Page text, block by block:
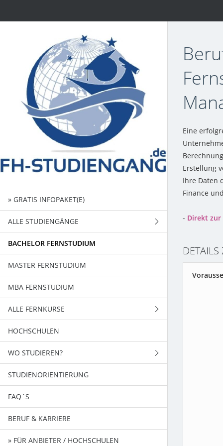
» GRATIS INFOPAKET(E)
ALLE STUDIENGÄNGE
FERNSTUDIENGÄNGE
BACHELORSTUDIENGÄNGE
MASTERSTUDIENGÄNGE
BACHELOR FERNSTUDIUM
MASTER FERNSTUDIUM
MBA FERNSTUDIUM
ALLE FERNKURSE
WIRTSCHAFT
EDV - TECHNIK
SPRACHEN / KOMMUNIKATION
PSYCHOLOGIE
GESUNDHEIT / ERFOLG
SCHULABSCHLÜSSE
HOCHSCHULEN
WO STUDIEREN?
BADEN-WÜRTTEMBERG
BAYERN
BERLIN
BRANDENBURG
STUDIENORIENTIERUNG
FAQ´S
BERUF & KARRIERE
» FÜR ANBIETER / HOCHSCHULEN
Eine
Erstellung
Ihre Daten
Finance
- Direkt zur